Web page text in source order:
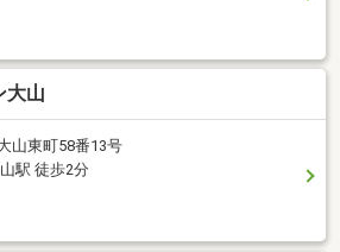
大山
山東町58番13号
駅 徒歩2分